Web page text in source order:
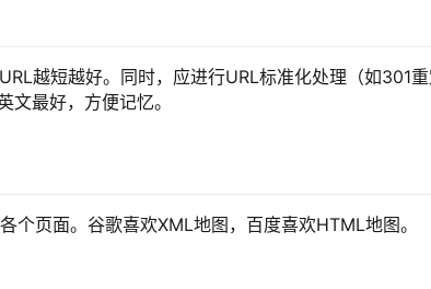
越短越好。同时，应进行URL标准化处理（如301
文最好，方便记忆。
个页面。谷歌喜欢XML地图，百度喜欢HTML地图。